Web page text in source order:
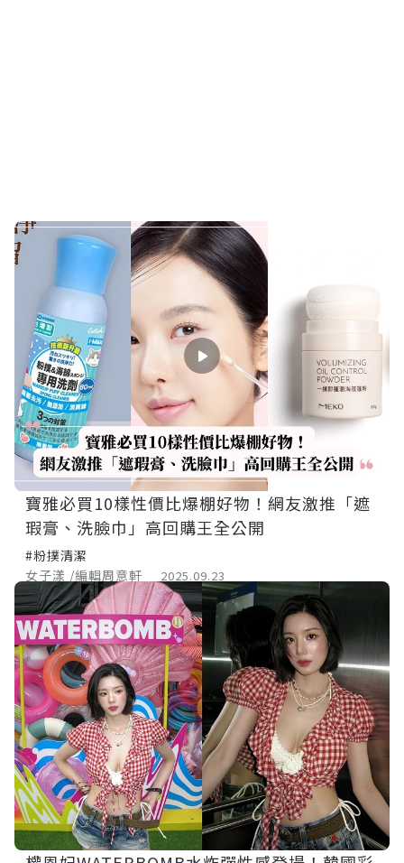
寶雅必買10樣性價比爆棚好物！網友激推「遮
瑕膏、洗臉巾」高回購王全公開
#粉撲清潔
女子漾 /編輯周意軒
2025.09.23